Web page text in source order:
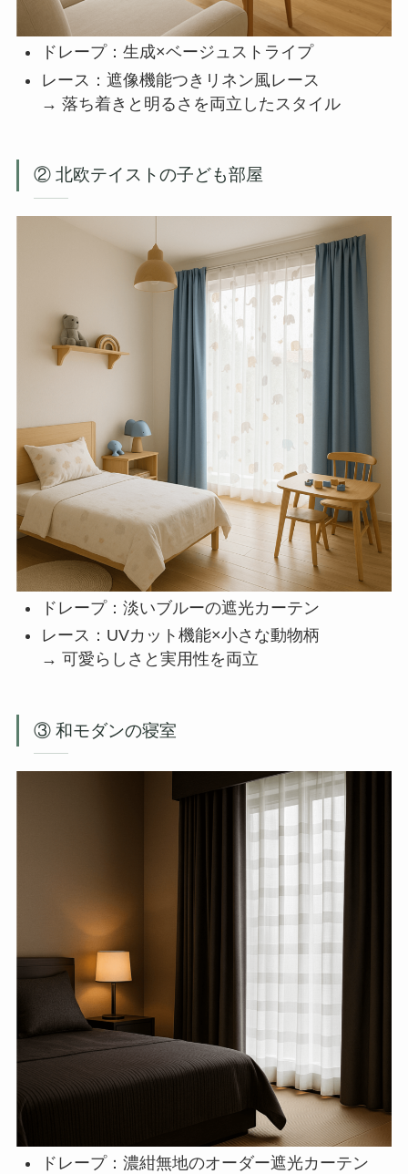
ドレープ：生成×ベージュストライプ
レース：遮像機能つきリネン風レース
→ 落ち着きと明るさを両立したスタイル
② 北欧テイストの子ども部屋
ドレープ：淡いブルーの遮光カーテン
レース：UVカット機能×小さな動物柄
→ 可愛らしさと実用性を両立
③ 和モダンの寝室
ドレープ：濃紺無地のオーダー遮光カーテン